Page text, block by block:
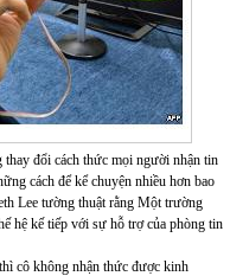
thay đổi cách thức mọi người nhận tin
cách để kể chuyện nhiều hơn bao
Lee tường thuật rằng Một trường
hệ kế tiếp với sự hỗ trợ của phòng tin
cô không nhận thức được kinh